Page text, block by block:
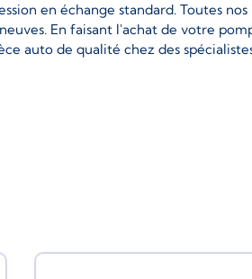
en échange standard. Toutes
En faisant l'achat de votre
auto de qualité chez des